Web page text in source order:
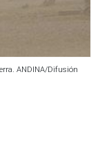
ANDINA/Difusión